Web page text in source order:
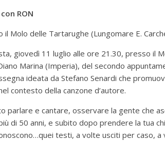
RON
Molo delle Tartarughe (Lungomare E.
giovedì 11 luglio alle ore 21.30, presso il
Marina (Imperia), del secondo
ideata da Stefano Senardi che
contesto della canzone d’autore.
parlare e cantare, osservare la gente che
di 50 anni, e subito dopo prendere la tua
testi, a volte usciti per caso,